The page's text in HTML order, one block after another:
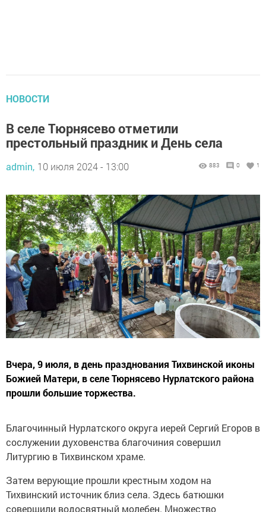
НОВОСТИ
В селе Тюрнясево отметили
престольный праздник и День села
admin, 10 июля 2024 - 13:00 883 0 1
Вчера, 9 июля, в день празднования Тихвинской иконы
Божией Матери, в селе Тюрнясево Нурлатского района
прошли большие торжества.
Благочинный Нурлатского округа иерей Сергий Егоров в
сослужении духовенства благочиния совершил
Литургию в Тихвинском храме.
Затем верующие прошли крестным ходом на
Тихвинский источник близ села. Здесь батюшки
совершили водосвятный молебен. Множество